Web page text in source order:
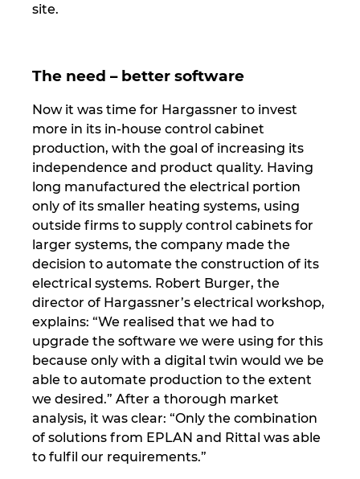
site.
The need – better software
Now it was time for Hargassner to invest
more in its in-house control cabinet
production, with the goal of increasing its
independence and product quality. Having
long manufactured the electrical portion
only of its smaller heating systems, using
outside firms to supply control cabinets for
larger systems, the company made the
decision to automate the construction of its
electrical systems. Robert Burger, the
director of Hargassner’s electrical workshop,
explains: “We realised that we had to
upgrade the software we were using for this
because only with a digital twin would we be
able to automate production to the extent
we desired.” After a thorough market
analysis, it was clear: “Only the combination
of solutions from EPLAN and Rittal was able
to fulfil our requirements.”
Netherlands
New Zealand
Norway
Peru
Philippines
Poland
Portugal
Romania
Serbia
Singapore